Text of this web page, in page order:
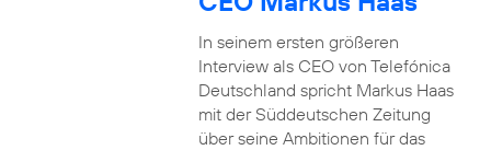
In seinem ersten größeren
Interview als CEO von Telefónica
Deutschland spricht Markus Haas
mit der Süddeutschen Zeitung
über seine Ambitionen für das